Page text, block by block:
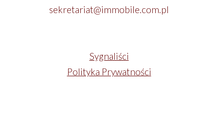
sekretariat@immobile.com.pl
Sygnaliści
Polityka Prywatności